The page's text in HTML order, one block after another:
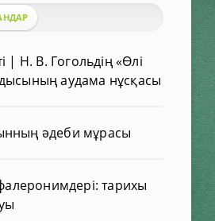
| Н. В. Гогольдің «Өлі
аудама нұсқасы
әдеби мұрасы
тарихы